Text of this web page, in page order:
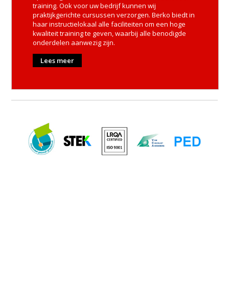
training. Ook voor uw bedrijf kunnen wij
praktijkgerichte cursussen verzorgen. Berko biedt in
haar instructielokaal alle faciliteiten om een hoge
kwaliteit training te geven, waarbij alle benodigde
onderdelen aanwezig zijn.
Lees meer